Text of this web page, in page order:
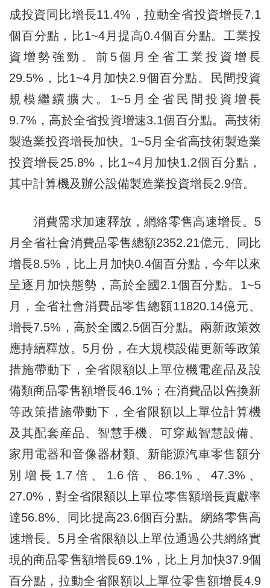
成投資同比增長11.4%，拉動全省投資增長7.1
個百分點，比1~4月提高0.4個百分點。工業投
資增勢強勁。前5個月全省工業投資增長
29.5%，比1~4月加快2.9個百分點。民間投資
規模繼續擴大。1~5月全省民間投資增長
9.7%，高於全省投資增速3.1個百分點。高技術
製造業投資增長加快。1~5月全省高技術製造業
投資增長25.8%，比1~4月加快1.2個百分點，
其中計算機及辦公設備製造業投資增長2.9倍。
消費需求加速釋放，網絡零售高速增長。5
月全省社會消費品零售總額2352.21億元、同比
增長8.5%，比上月加快0.4個百分點，今年以來
呈逐月加快態勢，高於全國2.1個百分點。1~5
月，全省社會消費品零售總額11820.14億元、
增長7.5%，高於全國2.5個百分點。兩新政策效
應持續釋放。5月份，在大規模設備更新等政策
措施帶動下，全省限額以上單位機電産品及設
備類商品零售額增長46.1%；在消費品以舊換新
等政策措施帶動下，全省限額以上單位計算機
及其配套産品、智慧手機、可穿戴智慧設備、
家用電器和音像器材類、新能源汽車零售額分
別增長1.7倍、1.6倍、86.1%、47.3%、
27.0%，對全省限額以上單位零售額增長貢獻率
達56.8%、同比提高23.6個百分點。網絡零售高
速增長。5月全省限額以上單位通過公共網絡實
現的商品零售額增長69.1%，比上月加快37.9個
百分點，拉動全省限額以上單位零售額增長4.9